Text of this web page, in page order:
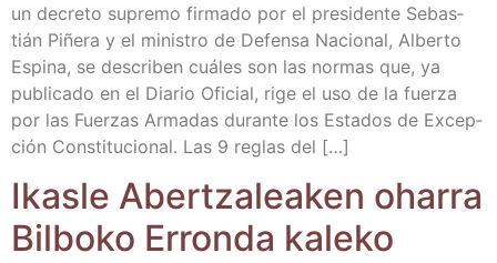
un decre­to supre­mo fir­ma­do por el pre­si­den­te Sebas­
tián Piñe­ra y el minis­tro de Defen­sa Nacio­nal, Alber­to
Espi­na, se des­cri­ben cuá­les son las nor­mas que, ya
publi­ca­do en el Dia­rio Ofi­cial, rige el uso de la fuer­za
por las Fuer­zas Arma­das duran­te los Esta­dos de Excep­
ción Cons­ti­tu­cio­nal. Las 9 reglas del […]
Ikas­le Aber­tza­lea­ken oha­rra
Bil­bo­ko Erron­da kale­ko